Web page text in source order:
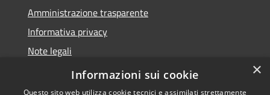
Amministrazione trasparente
Informativa privacy
Note legali
Dichiarazione di accessibilità
×
Informazioni sui cookie
Questo sito web utilizza cookie tecnici e assimilati strettamente